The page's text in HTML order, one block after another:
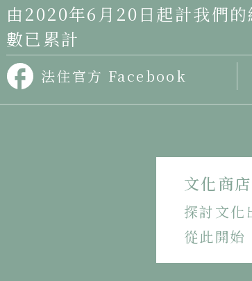
由2020年6月20日起計我們的
數已累計
法住官方 Facebook
文化商店
探討文化
從此開始